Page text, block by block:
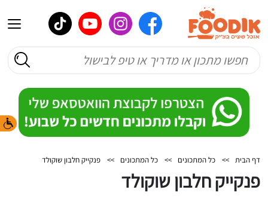
דף הבית >> כל המתכונים >> כל המתכונים >> פנקייק חלבון שוקולד
פנקייק חלבון שוקולד